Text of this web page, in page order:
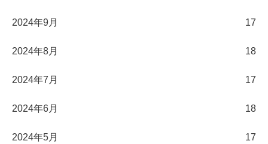
2024年9月 17
2024年8月 18
2024年7月 17
2024年6月 18
2024年5月 17